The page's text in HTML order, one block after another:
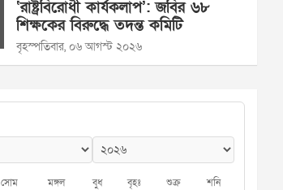
‘রাষ্ট্রবিরোধী কার্যকলাপ’: জবির ৬৮
শিক্ষকের বিরুদ্ধে তদন্ত কমিটি
বৃহস্পতিবার, ০৬ আগস্ট ২০২৬
সোম মঙ্গল বুধ বৃহঃ শুক্র শনি